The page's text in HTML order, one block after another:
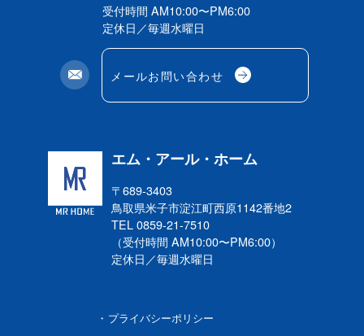
受付時間 AM10:00〜PM6:00
定休日／毎週水曜日
メールお問い合わせ
エム・アール・ホーム
〒689-3403
鳥取県米子市淀江町西原1142番地2
TEL 0859-21-7510
（受付時間 AM10:00〜PM6:00）
定休日／毎週水曜日
プライバシーポリシー